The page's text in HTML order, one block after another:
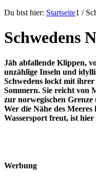
Du bist hier: Startseite1 /
Schwedens
Jäh abfallende Klippen,
unzählige Inseln und
Schwedens lockt mit
Sommern. Sie reicht von
zur norwegischen
Wer die Nähe des
Wassersport freut, ist
Werbung